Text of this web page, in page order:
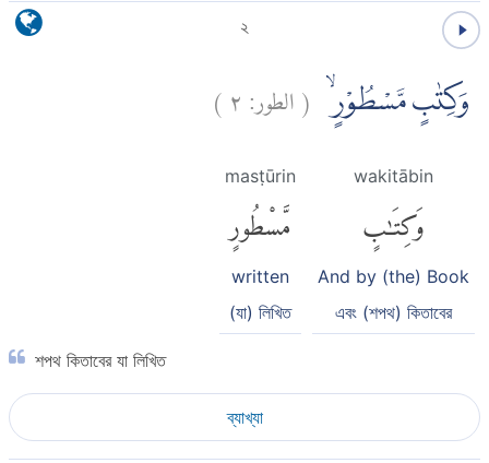
২
وَكِتٰبٍ مَّسْطُوْرٍۙ (الطور:٢)
wakitābin
وَكِتَٰبٍ
And by (the) Book
এবং (শপথ) কিতাবের
masṭūrin
مَّسْطُورٍ
written
(যা) লিখিত
শপথ কিতাবের যা লিখিত
ব্যাখ্যা